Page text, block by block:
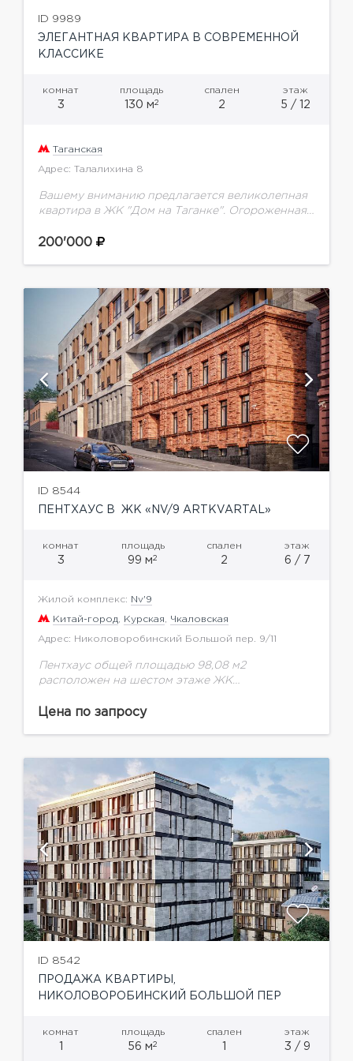
ID 9989
ЭЛЕГАНТНАЯ КВАРТИРА В СОВРЕМЕННОЙ
КЛАССИКЕ
комнат
3
площадь
130 м2
спален
2
этаж
5 / 12
Таганская
Адрес: Талалихина 8
Вашему вниманию предлагается великолепная
квартира в ЖК "Дом на Таганке". Огороженная
профессиональная охрана. Ремонт выполнен по
200'000
ID 8544
ПЕНТХАУС В ЖК «NV/9 ARTKVARTAL»
комнат
3
площадь
99 м2
спален
2
этаж
6 / 7
Жилой комплекс: Nv'9
Китай-город, Курская, Чкаловская
Адрес: Николоворобинский Большой пер. 9/11
Пентхаус общей площадью 98,08 м2
расположен на шестом этаже ЖК
внимание современным, стильным
Цена по запросу
ID 8542
ПРОДАЖА КВАРТИРЫ,
НИКОЛОВОРОБИНСКИЙ БОЛЬШОЙ ПЕР
комнат площадь
56 м2
спален этаж
3 / 9